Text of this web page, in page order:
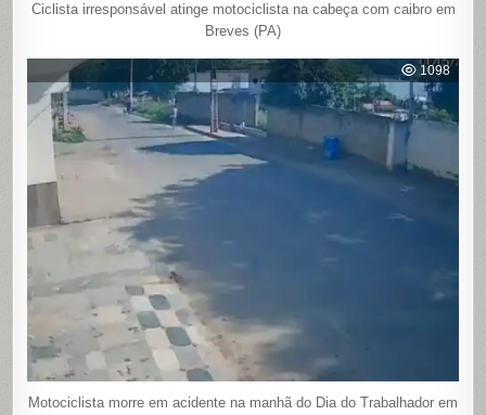
Ciclista irresponsável atinge motociclista na cabeça com caibro em
Breves (PA)
1098
Motociclista morre em acidente na manhã do Dia do Trabalhador em